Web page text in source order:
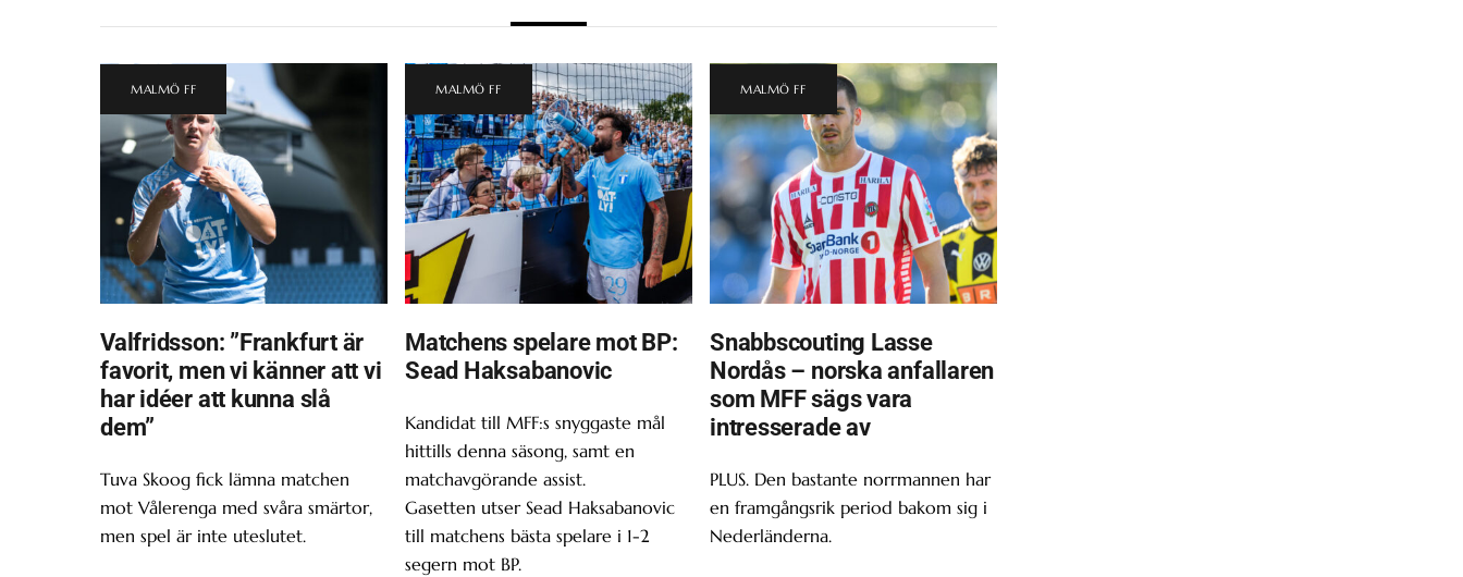
MALMÖ FF
Valfridsson: ”Frankfurt är
favorit, men vi känner att vi
har idéer att kunna slå
dem”
Tuva Skoog fick lämna matchen
mot Vålerenga med svåra smärtor,
men spel är inte uteslutet.
MALMÖ FF
Matchens spelare mot BP:
Sead Haksabanovic
Kandidat till MFF:s snyggaste mål
hittills denna säsong, samt en
matchavgörande assist.
Gasetten utser Sead Haksabanovic
till matchens bästa spelare i 1-2
segern mot BP.
MALMÖ FF
Snabbscouting Lasse
Nordås – norska anfallaren
som MFF sägs vara
intresserade av
PLUS. Den bastante norrmannen har
en framgångsrik period bakom sig i
Nederländerna.